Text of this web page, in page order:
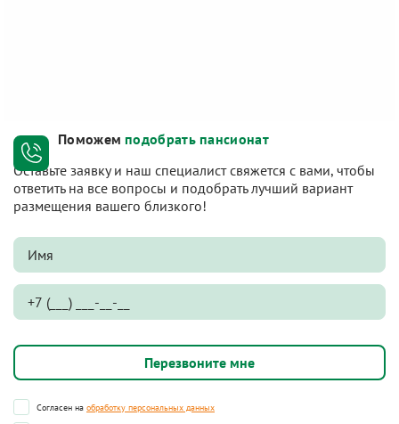
Поможем подобрать пансионат
Оставьте заявку и наш специалист свяжется с вами, чтобы
ответить на все вопросы и подобрать лучший вариант
размещения вашего близкого!
Согласен на обработку персональных данных